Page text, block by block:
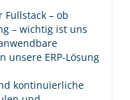
Fullstack – ob
– wichtig ist uns
unsere ERP-Lösung
kontinuierliche